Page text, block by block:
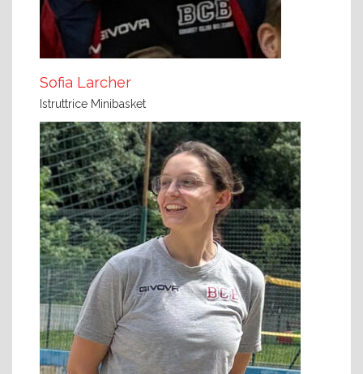
Sofia Larcher
Istruttrice Minibasket